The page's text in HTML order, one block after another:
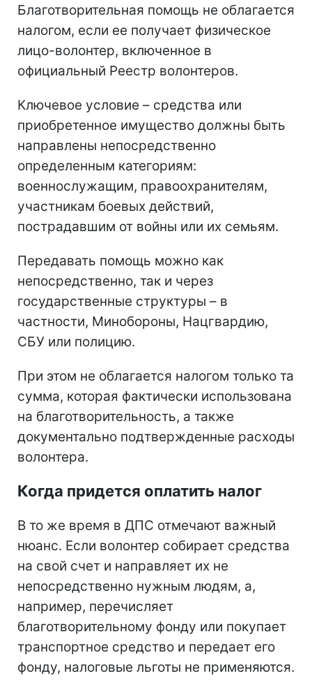
Благотворительная помощь не облагается
налогом, если ее получает физическое
лицо-волонтер, включенное в
официальный Реестр волонтеров.
Ключевое условие – средства или
приобретенное имущество должны быть
направлены непосредственно
определенным категориям:
военнослужащим, правоохранителям,
участникам боевых действий,
пострадавшим от войны или их семьям.
Передавать помощь можно как
непосредственно, так и через
государственные структуры – в
частности, Минобороны, Нацгвардию,
СБУ или полицию.
При этом не облагается налогом только та
сумма, которая фактически использована
на благотворительность, а также
документально подтвержденные расходы
волонтера.
Когда придется оплатить налог
В то же время в ДПС отмечают важный
нюанс. Если волонтер собирает средства
на свой счет и направляет их не
непосредственно нужным людям, а,
например, перечисляет
благотворительному фонду или покупает
транспортное средство и передает его
фонду, налоговые льготы не применяются.